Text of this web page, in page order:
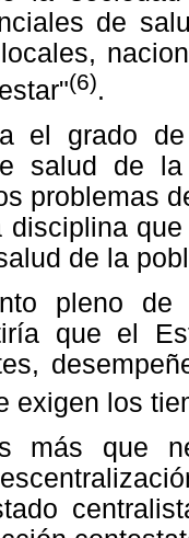
de
(6).
el grado
salud de
problemas
disciplina
de la
pleno
que el
exigen los
más que